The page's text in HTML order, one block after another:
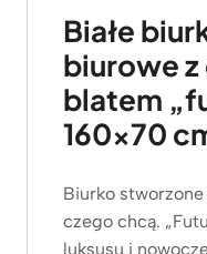
Białe
biurowe
blatem
160×70
Biurko
czego chcą.
luksusu i